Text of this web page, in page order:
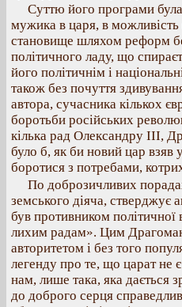
Суттю його програми була
мужика в царя, в можливість
становище шляхом реформ
політичного ладу, що
його політичнім і
також без почуття
автора, сучасника кількох
боротьби російських
кілька рад Олександру III,
було б, як би новий цар взяв
боротися з потребами,
По доброзичливих
земського діяча, стверджує
був противником політичної
лихим радам». Цим
авторитетом і без того
легенду про те, що царат не
нам, лише така, яка дається
до доброго серця